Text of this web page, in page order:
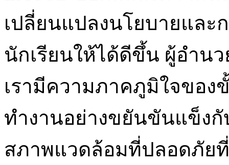
เปลี่ยนแปลงนโยบายและ
นักเรียนให้ได้ดีขึ้น ผู้อำน
เรามีความภาคภูมิใจของ
ทำงานอย่างขยันขันแข็ง
สภาพแวดล้อมที่ปลอดภัย